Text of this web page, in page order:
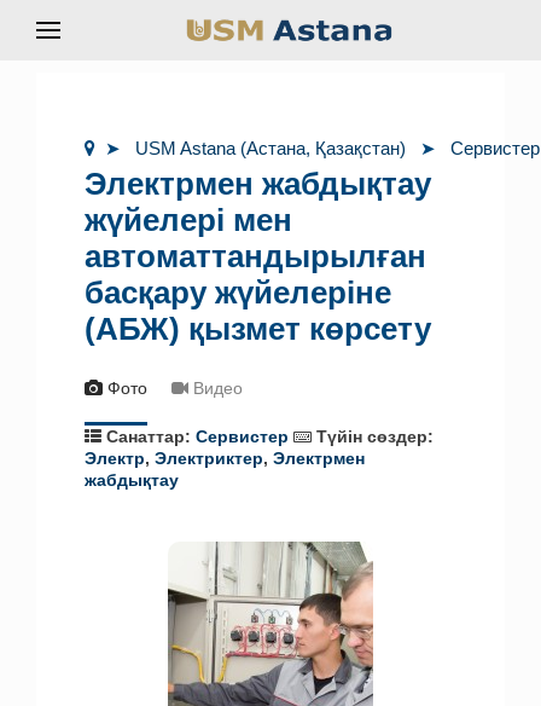
USM Astana (Астана, Қазақстан) Сервистер
Электрмен жабдықтау
жүйелері мен
автоматтандырылған
басқару жүйелеріне
(АБЖ) қызмет көрсету
Фото Видео
Санаттар: Сервистер
Түйін сөздер:
Электр, Электриктер, Электрмен
жабдықтау